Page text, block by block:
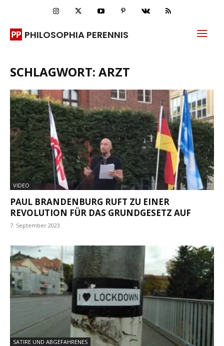
PHILOSOPHIA PERENNIS
SCHLAGWORT: ARZT
VIDEO
PAUL BRANDENBURG RUFT ZU EINER
REVOLUTION FÜR DAS GRUNDGESETZ AUF
7. September 2023
SATIRE UND ABGEFAHRENES